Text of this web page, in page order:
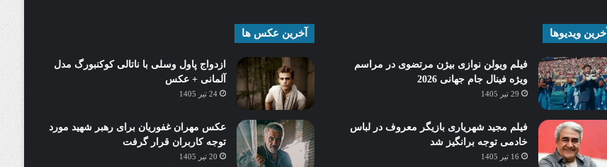
آخرین ویدیوها
فیلم ویولن نوازی بیژن مرتضوی در مراسم
ویژه فینال جام جهانی 2026
29 تیر 1405
فیلم مجید شهریاری بازیگر معروف در لباس
خادمی توجه برانگیز شد
16 تیر 1405
آخرین عکس ها
ازدواج پاول وسلی با ناتالی کوکنبورگ مدل
آلمانی + عکس
24 تیر 1405
عکس مهران غفوریان برای رهبر شهید مورد
توجه کاربران قرار گرفت
20 تیر 1405